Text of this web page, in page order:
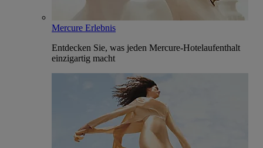
Mercure Erlebnis
Entdecken Sie, was jeden Mercure-Hotelaufenthalt
einzigartig macht